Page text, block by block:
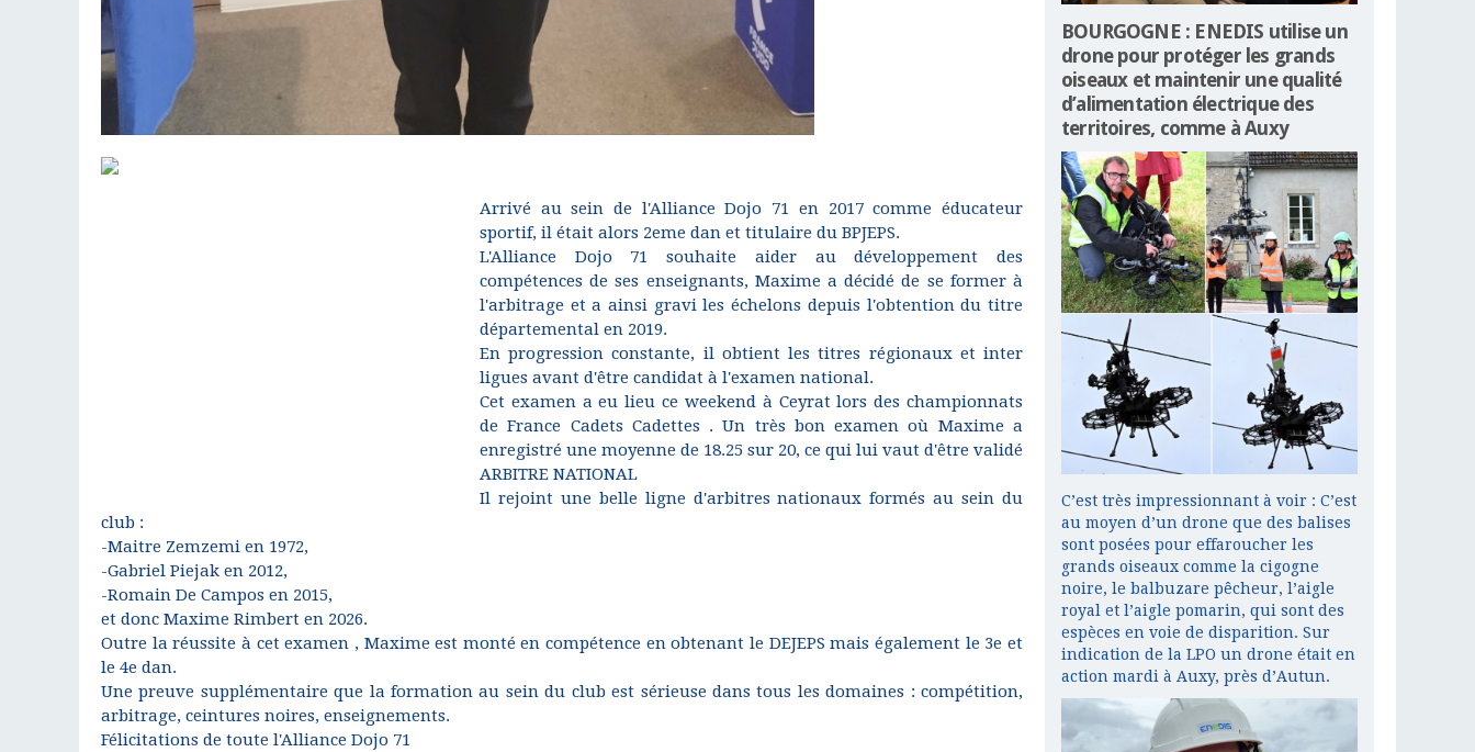
Arrivé au sein de l'Alliance Dojo 71 en 2017 comme éducateur
sportif, il était alors 2eme dan et titulaire du BPJEPS.
L'Alliance Dojo 71 souhaite aider au développement des
compétences de ses enseignants, Maxime a décidé de se former à
l'arbitrage et a ainsi gravi les échelons depuis l'obtention du titre
départemental en 2019.
En progression constante, il obtient les titres régionaux et inter
ligues avant d'être candidat à l'examen national.
Cet examen a eu lieu ce weekend à Ceyrat lors des championnats
de France Cadets Cadettes . Un très bon examen où Maxime a
enregistré une moyenne de 18.25 sur 20, ce qui lui vaut d'être validé
ARBITRE NATIONAL
Il rejoint une belle ligne d'arbitres nationaux formés au sein du
club :
-Maitre Zemzemi en 1972,
-Gabriel Piejak en 2012,
-Romain De Campos en 2015,
et donc Maxime Rimbert en 2026.
Outre la réussite à cet examen , Maxime est monté en compétence en obtenant le DEJEPS mais également le 3e et
le 4e dan.
Une preuve supplémentaire que la formation au sein du club est sérieuse dans tous les domaines : compétition,
arbitrage, ceintures noires, enseignements.
Félicitations de toute l'Alliance Dojo 71
BOURGOGNE : ENEDIS utilise un
drone pour protéger les grands
oiseaux et maintenir une qualité
d’alimentation électrique des
territoires, comme à Auxy
C’est très impressionnant à voir : C’est
au moyen d’un drone que des balises
sont posées pour effaroucher les
grands oiseaux comme la cigogne
noire, le balbuzare pêcheur, l’aigle
royal et l’aigle pomarin, qui sont des
espèces en voie de disparition. Sur
indication de la LPO un drone était en
action mardi à Auxy, près d’Autun.